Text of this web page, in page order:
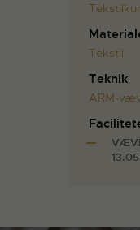
Tekstil
Teknik
ARM-væv